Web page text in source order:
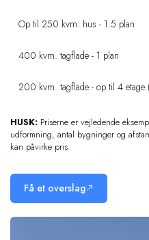
Op til 250 kvm. hus - 1.5 plan
400 kvm. tagflade - 1 plan
200 kvm. tagflade - op til 4 etage
HUSK: Priserne er vejledende
udformning, antal bygninger og
kan påvirke pris.
Få et overslag